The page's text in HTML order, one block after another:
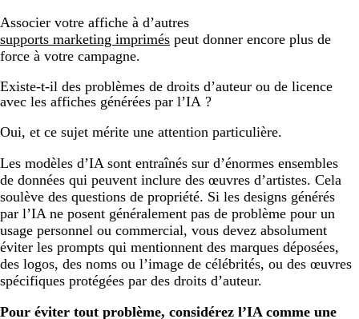
Associer votre affiche à d’autres
supports marketing imprimés peut donner encore plus de
force à votre campagne.
Existe-t-il des problèmes de droits d’auteur ou de licence
avec les affiches générées par l’IA ?
Oui, et ce sujet mérite une attention particulière.
Les modèles d’IA sont entraînés sur d’énormes ensembles
de données qui peuvent inclure des œuvres d’artistes. Cela
soulève des questions de propriété. Si les designs générés
par l’IA ne posent généralement pas de problème pour un
usage personnel ou commercial, vous devez absolument
éviter les prompts qui mentionnent des marques déposées,
des logos, des noms ou l’image de célébrités, ou des œuvres
spécifiques protégées par des droits d’auteur.
Pour éviter tout problème, considérez l’IA comme une